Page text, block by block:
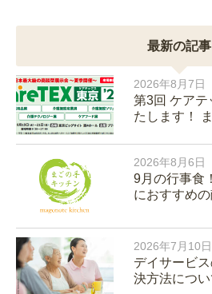
最新の記事
2026年8月7日
第3回 ケアテ
たします！
2026年8月6日
9月の行事食
におすすめ
2026年7月10日
デイサービ
決方法につ